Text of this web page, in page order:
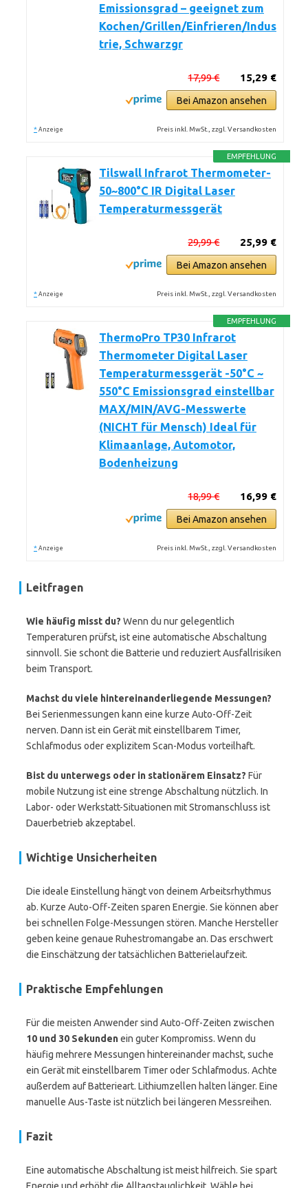
Emissionsgrad – geeignet zum
Kochen/Grillen/Einfrieren/Indus
trie, Schwarzgr
15,29 €
17,99 €
Bei Amazon ansehen
* Anzeige Preis inkl. MwSt., zzgl. Versandkosten
EMPFEHLUNG
Tilswall Infrarot Thermometer-
50~800°C IR Digital Laser
Temperaturmessgerät
25,99 €
29,99 €
Bei Amazon ansehen
* Anzeige Preis inkl. MwSt., zzgl. Versandkosten
EMPFEHLUNG
ThermoPro TP30 Infrarot
Thermometer Digital Laser
Temperaturmessgerät -50°C ~
550°C Emissionsgrad einstellbar
MAX/MIN/AVG-Messwerte
(NICHT für Mensch) Ideal für
Klimaanlage, Automotor,
Bodenheizung
16,99 €
18,99 €
Bei Amazon ansehen
* Anzeige Preis inkl. MwSt., zzgl. Versandkosten
Leitfragen
Wie häufig misst du? Wenn du nur gelegentlich
Temperaturen prüfst, ist eine automatische Abschaltung
sinnvoll. Sie schont die Batterie und reduziert Ausfallrisiken
beim Transport.
Machst du viele hintereinanderliegende Messungen?
Bei Serienmessungen kann eine kurze Auto-Off-Zeit
nerven. Dann ist ein Gerät mit einstellbarem Timer,
Schlafmodus oder explizitem Scan-Modus vorteilhaft.
Bist du unterwegs oder in stationärem Einsatz? Für
mobile Nutzung ist eine strenge Abschaltung nützlich. In
Labor- oder Werkstatt-Situationen mit Stromanschluss ist
Dauerbetrieb akzeptabel.
Wichtige Unsicherheiten
Die ideale Einstellung hängt von deinem Arbeitsrhythmus
ab. Kurze Auto-Off-Zeiten sparen Energie. Sie können aber
bei schnellen Folge-Messungen stören. Manche Hersteller
geben keine genaue Ruhestromangabe an. Das erschwert
die Einschätzung der tatsächlichen Batterielaufzeit.
Praktische Empfehlungen
Für die meisten Anwender sind Auto-Off-Zeiten zwischen
10 und 30 Sekundenein guter Kompromiss. Wenn du
häufig mehrere Messungen hintereinander machst, suche
ein Gerät mit einstellbarem Timer oder Schlafmodus. Achte
außerdem auf Batterieart. Lithiumzellen halten länger. Eine
manuelle Aus-Taste ist nützlich bei längeren Messreihen.
Fazit
Eine automatische Abschaltung ist meist hilfreich. Sie spart